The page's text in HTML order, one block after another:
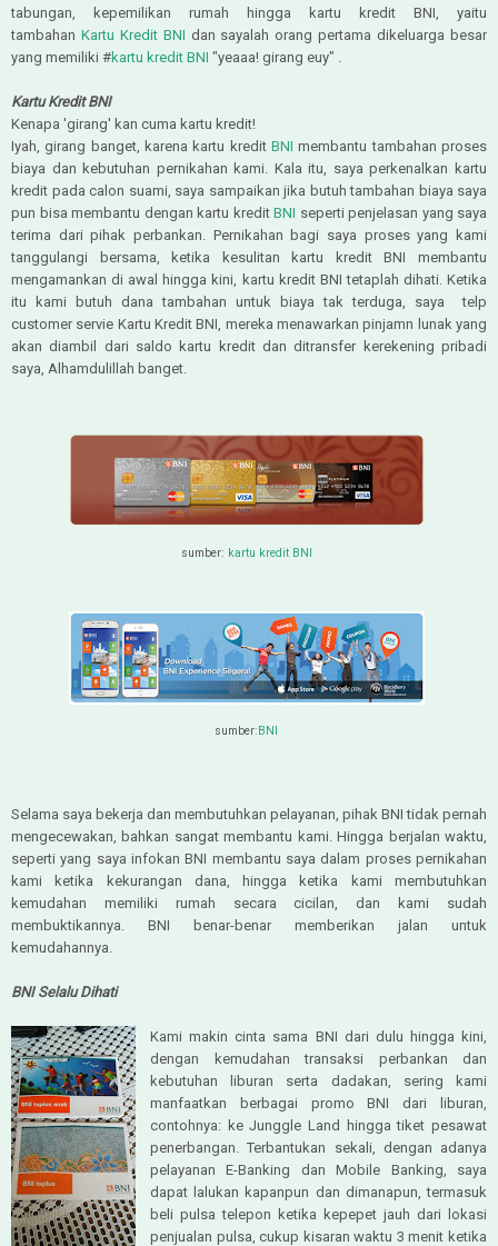
tabungan, kepemilikan rumah hingga kartu kredit BNI, yaitu
tambahan Kartu Kredit BNI dan sayalah orang pertama dikeluarga besar
yang memiliki #kartu kredit BNI "yeaaa! girang euy" .
Kartu Kredit BNI
Kenapa 'girang' kan cuma kartu kredit!
Iyah, girang banget, karena kartu kredit BNI membantu tambahan proses
biaya dan kebutuhan pernikahan kami. Kala itu, saya perkenalkan kartu
kredit pada calon suami, saya sampaikan jika butuh tambahan biaya saya
pun bisa membantu dengan kartu kredit BNI seperti penjelasan yang saya
terima dari pihak perbankan. Pernikahan bagi saya proses yang kami
tanggulangi bersama, ketika kesulitan kartu kredit BNI membantu
mengamankan di awal hingga kini, kartu kredit BNI tetaplah dihati. Ketika
itu kami butuh dana tambahan untuk biaya tak terduga, saya telp
customer servie Kartu Kredit BNI, mereka menawarkan pinjamn lunak yang
akan diambil dari saldo kartu kredit dan ditransfer kerekening pribadi
saya, Alhamdulillah banget.
sumber: kartu kredit BNI
sumber:BNI
Selama saya bekerja dan membutuhkan pelayanan, pihak BNI tidak pernah
mengecewakan, bahkan sangat membantu kami. Hingga berjalan waktu,
seperti yang saya infokan BNI membantu saya dalam proses pernikahan
kami ketika kekurangan dana, hingga ketika kami membutuhkan
kemudahan memiliki rumah secara cicilan, dan kami sudah
membuktikannya. BNI benar-benar memberikan jalan untuk
kemudahannya.
BNI Selalu Dihati
Kami makin cinta sama BNI dari dulu hingga kini,
dengan kemudahan transaksi perbankan dan
kebutuhan liburan serta dadakan, sering kami
manfaatkan berbagai promo BNI dari liburan,
contohnya: ke Junggle Land hingga tiket pesawat
penerbangan. Terbantukan sekali, dengan adanya
pelayanan E-Banking dan Mobile Banking, saya
dapat lalukan kapanpun dan dimanapun, termasuk
beli pulsa telepon ketika kepepet jauh dari lokasi
penjualan pulsa, cukup kisaran waktu 3 menit ketika